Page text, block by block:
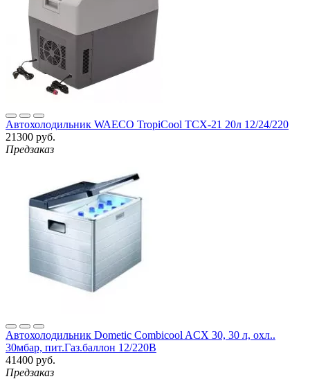
Автохолодильник WAECO TropiCool TCX-21 20л 12/24/220
21300 руб.
Предзаказ
Автохолодильник Dometic Combicool ACX 30, 30 л, охл..
30мбар, пит.Газ.баллон 12/220В
41400 руб.
Предзаказ